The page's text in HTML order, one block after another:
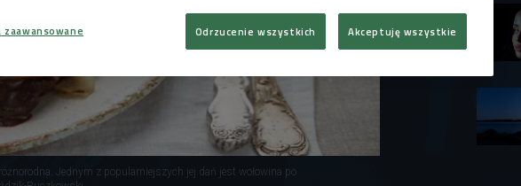
Jednym z popularniejszych jej dań jest wołowina po
Odrzucenie wszystkich Akceptuję wszystkie